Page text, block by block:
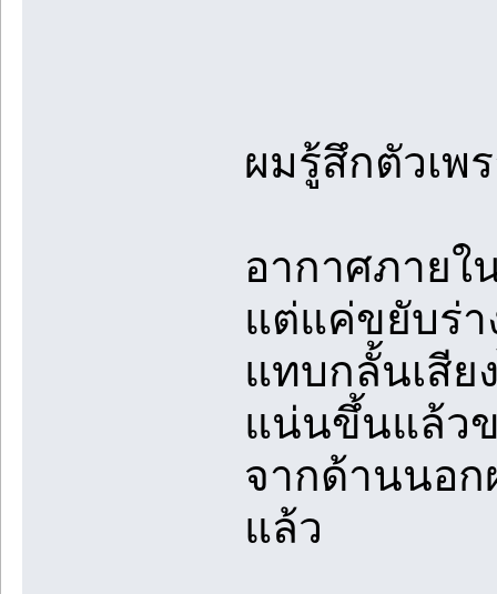
ผมรู้สึกตัวเ
อากาศภายใ
แต่แค่ขยับร่า
แทบกลั้นเสีย
แน่นขึ้นแล้วข
จากด้านนอก
แล้ว